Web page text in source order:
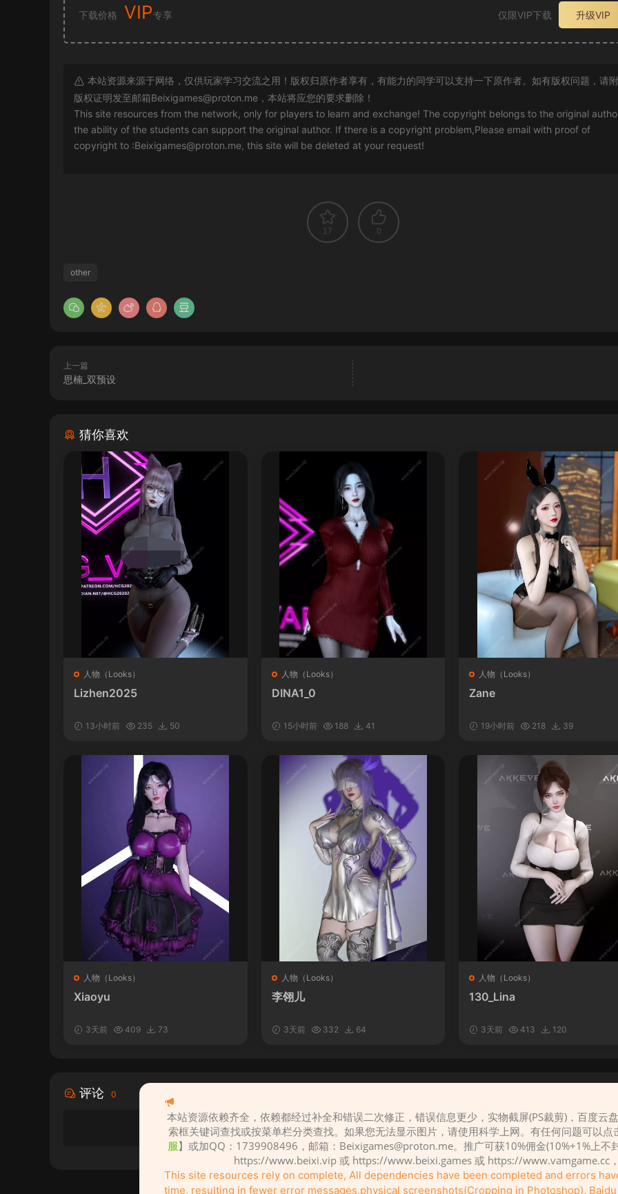
下载价格 VIP专享 仅限VIP下载 升级VIP
本站资源来源于网络，仅供玩家学习交流之用！版权归原作者享有，有能力的同学可以支持一下原作者。如有版权问题，请
版权证明发至邮箱Beixigames@proton.me ，本站将应您的要求删除！
This site resources from the network, only for players to learn and exchange! The copyright belongs to the original
the ability of the students can support the original author. If there is a copyright problem,Please email with proof of
copyright to :Beixigames@proton.me, this site will be deleted at your request!
17 0
other
上一篇
思楠_双预设
猜你喜欢
人物（Looks）
Lizhen2025
13小时前 235 50
人物（Looks）
DINA1_0
15小时前 188 41
人物（Looks）
Zane
19小时前 218 39
人物（Looks）
Xiaoyu
3天前 409 73
人物（Looks）
李翎儿
3天前 332 64
人物（Looks）
130_Lina
3天前 413 120
评论 0
请先登录
本站资源依赖齐全，依赖都经过补全和错误二次修正，错误信息更少，实物截屏(PS裁剪)，百度云
索框关键词查找或按菜单栏分类查找。如果您无法显示图片，请使用科学上网。有任何问题可以点
服】或加QQ：1739908496，邮箱： Beixigames@proton.me。推广可获10%佣金(10%+1%上不
https://www.beixi.vip 或 https://www.beixi.games 或 https://www.vamgame.cc，
This site resources rely on complete, All dependencies have been completed and errors
time, resulting in fewer error messages,physical screenshots(Cropping in Photoshop),